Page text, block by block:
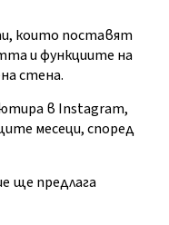
които поставят
и функциите на
стена.
в Instagram,
месеци, според
ще предлага